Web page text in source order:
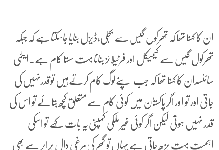
ان کا کہنا تھا کہ تھرکول گیس سے بجلی،ڈیزل بنایا جاسکتا ہے کہ جبکہ
تھرکول گیس سے کیمیکل اور فرٹیلائز بنانا بہت سستا کام ہے۔ایٹمی
سائنسدان کا کہنا تھا کہ جب اپنےلوگ کام کرتےہیں توقدرنہیں کی
جاتی اور تو اور اگر پاکستان میں کوئی کام سے متعلق کچھ بتائے تو اس کی
قدر نہیں ہوتی لیکن اگر کوئی غیر ملکی کمپنی یہ بات کہے تو اسکی
اہمیت بہت بڑھ جاتی ہے یہاں تو گھر کی مرغی دال برابر سے بھی